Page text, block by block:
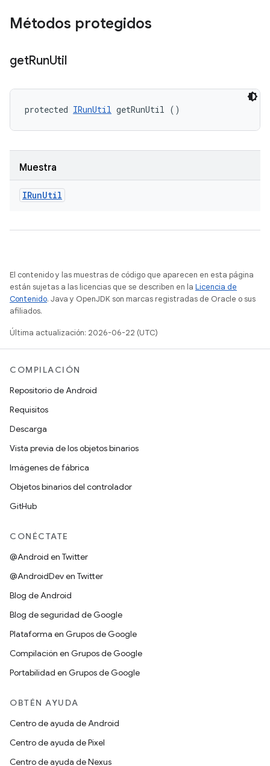
Métodos protegidos
getRunUtil
protected IRunUtil getRunUtil ()
Muestra
IRunUtil
El contenido y las muestras de código que aparecen en esta página
están sujetas a las licencias que se describen en la Licencia de
Contenido. Java y OpenJDK son marcas registradas de Oracle o sus
afiliados.
Última actualización: 2026-06-22 (UTC)
COMPILACIÓN
Repositorio de Android
Requisitos
Descarga
Vista previa de los objetos binarios
Imágenes de fábrica
Objetos binarios del controlador
GitHub
CONÉCTATE
@Android en Twitter
@AndroidDev en Twitter
Blog de Android
Blog de seguridad de Google
Plataforma en Grupos de Google
Compilación en Grupos de Google
Portabilidad en Grupos de Google
OBTÉN AYUDA
Centro de ayuda de Android
Centro de ayuda de Pixel
Centro de ayuda de Nexus